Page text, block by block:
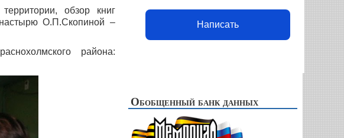
обзор книг
О.П.Скопиной –
района:
Написать
Обобщенный банк данных